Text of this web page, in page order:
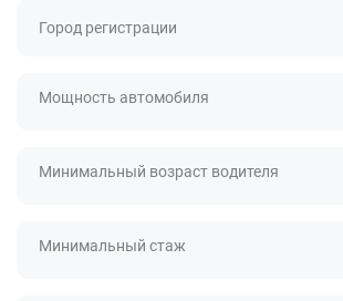
Город регистрации
Мощность автомобиля
Минимальный возраст водителя
Минимальный стаж